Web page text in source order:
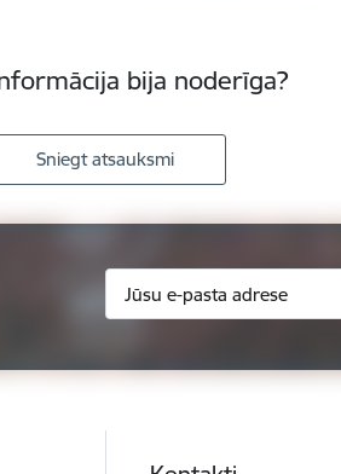
bija noderīga?
Sniegt atsauksmi